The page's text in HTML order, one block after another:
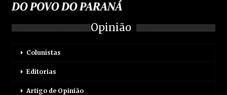
Opinião
Colunistas
Editorias
Artigo de Opinião